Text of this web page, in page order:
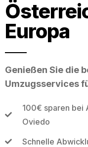
Europa
Genießen Sie die
Umzugsservices
100€ sparen bei
Oviedo
Schnelle